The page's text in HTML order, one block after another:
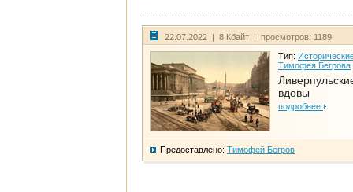
22.07.2022 | 8 Кбайт | просмотров: 1189
Тип:
Тимофея Бегрова
вдовы
подробнее
Предоставлено: Тимофей Бегров